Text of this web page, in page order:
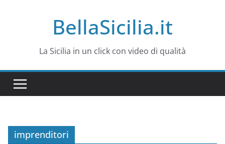
BellaSicilia.it
La Sicilia in un click con video di qualità
imprenditori